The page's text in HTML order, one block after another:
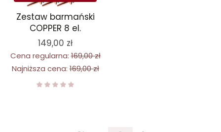
Zestaw barmański
COPPER 8 el.
149,00 zł
Cena regularna: 169,00 zł
Najniższa cena: 169,00 zł